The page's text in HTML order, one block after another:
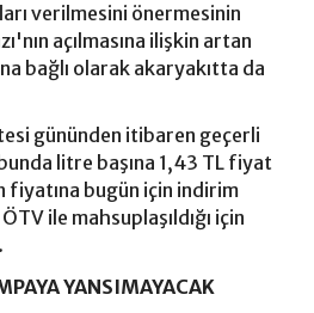
verilmesini önermesinin
açılmasına ilişkin artan
bağlı olarak akaryakıtta da
gününden itibaren geçerli
litre başına 1,43 TL fiyat
fiyatına bugün için indirim
ile mahsuplaşıldığı için
YANSIMAYACAK